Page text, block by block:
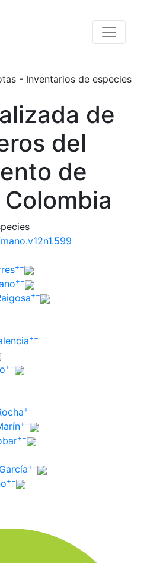
del Departamento
es:
- Inventarios de especies
de
del
de
+−
+−
+−
+−
+−
+−
+−
+−
+−
+−